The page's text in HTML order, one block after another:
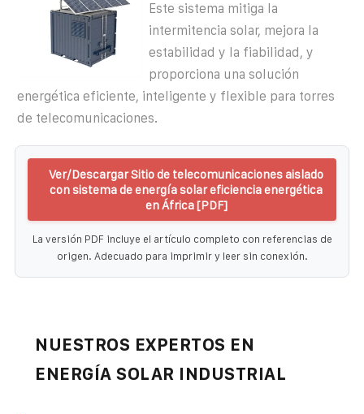
Este sistema mitiga la
intermitencia solar, mejora la
estabilidad y la fiabilidad, y
proporciona una solución
energética eficiente, inteligente y flexible para torres
de telecomunicaciones.
Ver/Descargar Sitio de telecomunicaciones aislado
con sistema de energía solar eficiencia energética
en África [PDF]
La versión PDF incluye el artículo completo con referencias de
origen. Adecuado para imprimir y leer sin conexión.
NUESTROS EXPERTOS EN
ENERGÍA SOLAR INDUSTRIAL